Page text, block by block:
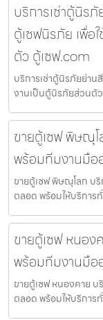
บริการเช่าตู้นิร
ตู้เซฟนิรภัย เพื่อ
ตัว ตู้เซฟ.com
บริการเช่าตู้นิรภัยย่าน
งานเป็นตู้นิรภัยส่วนตั
ขายตู้เซฟ พิษณุ
พร้อมทีมงานมือ
ขายตู้เซฟ พิษณุโลก บ
ตลอด พร้อมให้บริการ
ขายตู้เซฟ หนอง
พร้อมทีมงานมือ
ขายตู้เซฟ หนองคาย
ตลอด พร้อมให้บริการ